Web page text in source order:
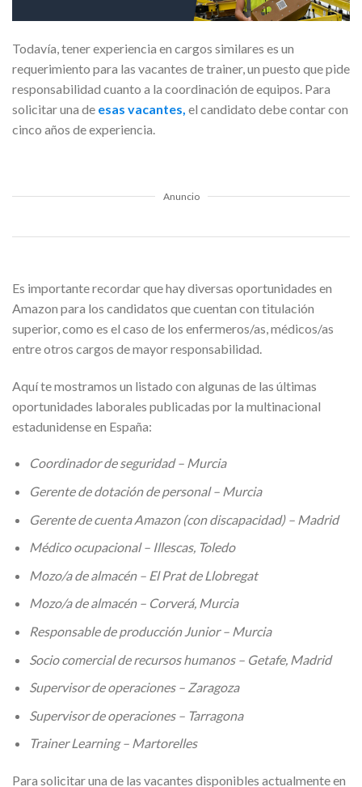
Todavía, tener experiencia en cargos similares es un
requerimiento para las vacantes de trainer, un puesto que pide
responsabilidad cuanto a la coordinación de equipos. Para
solicitar una de esas vacantes, el candidato debe contar con
cinco años de experiencia.
Anuncio
Es importante recordar que hay diversas oportunidades en
Amazon para los candidatos que cuentan con titulación
superior, como es el caso de los enfermeros/as, médicos/as
entre otros cargos de mayor responsabilidad.
Aquí te mostramos un listado con algunas de las últimas
oportunidades laborales publicadas por la multinacional
estadunidense en España:
Coordinador de seguridad – Murcia
Gerente de dotación de personal – Murcia
Gerente de cuenta Amazon (con discapacidad) – Madrid
Médico ocupacional – Illescas, Toledo
Mozo/a de almacén – El Prat de Llobregat
Mozo/a de almacén – Corverá, Murcia
Responsable de producción Junior – Murcia
Socio comercial de recursos humanos – Getafe, Madrid
Supervisor de operaciones – Zaragoza
Supervisor de operaciones – Tarragona
Trainer Learning – Martorelles
Para solicitar una de las vacantes disponibles actualmente en